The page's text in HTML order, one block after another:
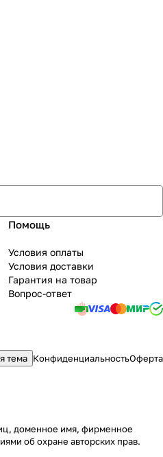
Помощь
Условия оплаты
Условия доставки
Гарантия на товар
Вопрос-ответ
тема КонфиденциальностьОферта
доменное имя, фирменное
об охране авторских прав.